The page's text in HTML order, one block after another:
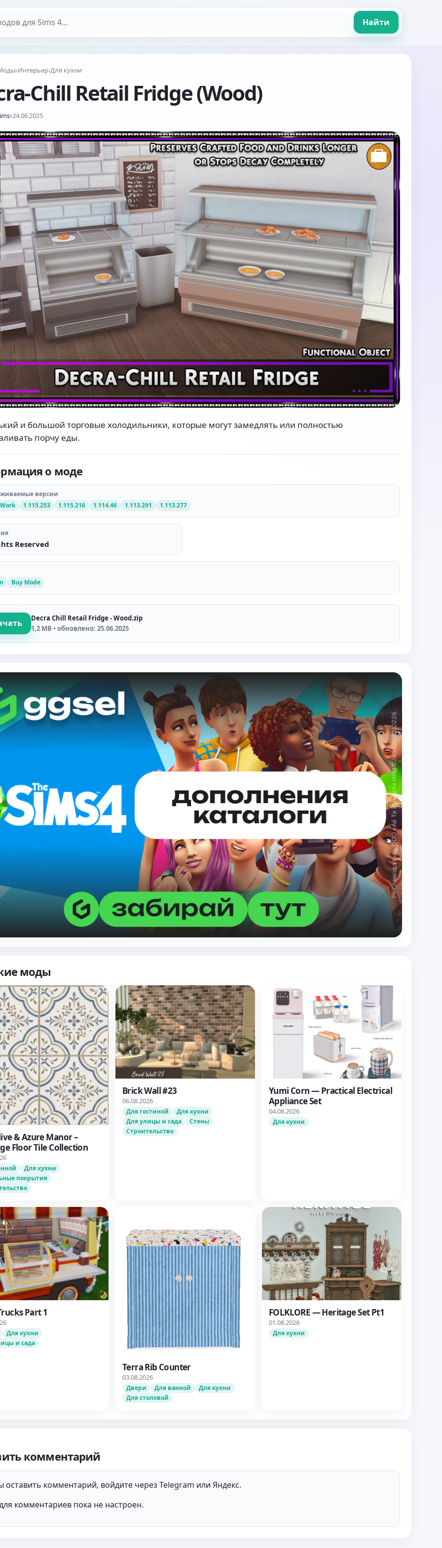
Найти
›Интерьер›Для кухни
Chill Retail Fridge (Wood)
•24.06.2025
и большой торговые холодильники, которые могут замедлять или полностью
порчу еды.
о моде
версии
1.115.253 1.115.216 1.114.46 1.113.291 1.113.277
Reserved
Buy Mode
Decra Chill Retail Fridge - Wood.zip
1,2 MB • обновлено: 25.06.2025
моды
& Azure Manor –
Floor Tile Collection
Для кухни
покрытия
Brick Wall #23
06.08.2026
Для гостиной
Для кухни
Для улицы и сада
Стены
Строительство
Yumi Corn — Practical Electrical
Appliance Set
04.08.2026
Для кухни
Part 1
Для кухни
и сада
Terra Rib Counter
03.08.2026
Двери Для ванной
Для кухни
Для столовой
FOLKLORE — Heritage Set Pt1
01.08.2026
Для кухни
комментарий
оставить комментарий, войдите через Telegram или Яндекс.
комментариев пока не настроен.